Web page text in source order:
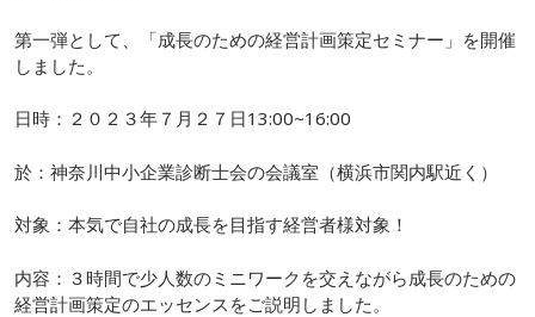
第一弾として、「成長のための経営計画策定セミナー」を開催
しました。
日時：２０２３年７月２７日13:00~16:00
於：神奈川中小企業診断士会の会議室（横浜市関内駅近く）
対象：本気で自社の成長を目指す経営者様対象！
内容：３時間で少人数のミニワークを交えながら成長のための
経営計画策定のエッセンスをご説明しました。